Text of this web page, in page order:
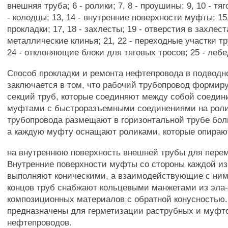
внешняя труба; 6 - ролики; 7, 8 - проушины; 9, 10 -
- колодцы; 13, 14 - внутренние поверхности муфты;
прокладки; 17, 18 - захлесты; 19 - отверстия в
металлические клинья; 21, 22 - переходные участки
24 - отклоняющие блоки для тяговых тросов; 25 -
Способ прокладки и ремонта нефтепровода в
заключается в том, что рабочий трубопровод
секций труб, которые соединяют между собой
муфтами с быстроразъемными соединениями на
трубопровода размещают в горизонтальной трубе
а каждую муфту оснащают роликами, которые
на внутреннюю поверхность внешней трубы для
Внутренние поверхности муфты со стороны каждой
выполняют коническими, а взаимодействующие с
концов труб снабжают кольцевыми манжетами из
композиционных материалов с обратной
предназначены для герметизации раструбных и
нефтепроводов.